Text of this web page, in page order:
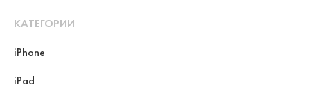
КАТЕГОРИИ
iPhone
iPad